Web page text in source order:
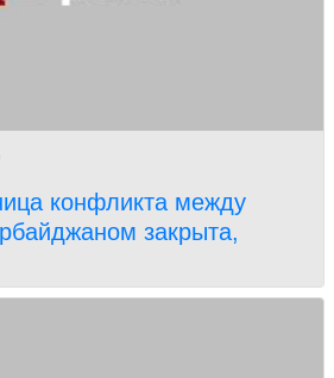
конфликта между
закрыта,